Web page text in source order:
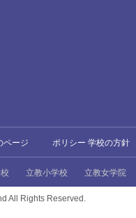
ページ ポリシー 学校の方針
立教小学校 立教女学院
All Rights Reserved.